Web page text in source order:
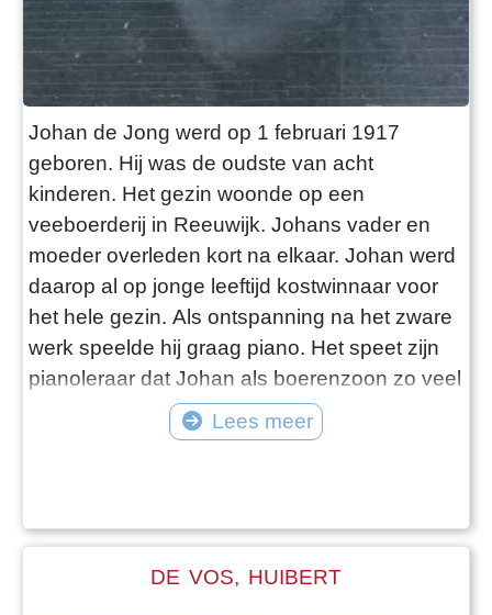
Johan de Jong werd op 1 februari 1917
geboren. Hij was de oudste van acht
kinderen. Het gezin woonde op een
veeboerderij in Reeuwijk. Johans vader en
moeder overleden kort na elkaar. Johan werd
daarop al op jonge leeftijd kostwinnaar voor
het hele gezin. Als ontspanning na het zware
werk speelde hij graag piano. Het speet zijn
pianoleraar dat Johan als boerenzoon zo veel
op het land moest werken. Daar krijgen je
vingers stijve spieren van. Als kostwinnaar
vragen, maar dat wilde hij niet. In zijn di
Lees meer
DE VOS, HUIBERT